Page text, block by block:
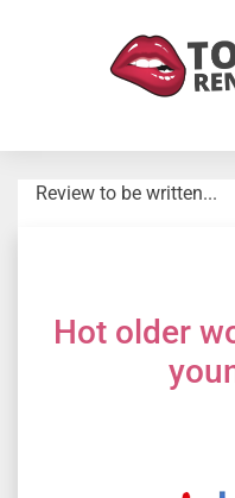
Review to be written...
Hot older